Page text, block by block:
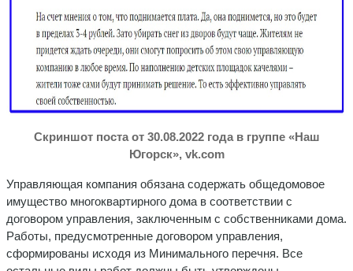
Скриншот поста от 30.08.2022 года в группе «Наш
Югорск», vk.com
Управляющая компания обязана содержать общедомовое
имущество многоквартирного дома в соответствии с
договором управления, заключенным с собственниками дома.
Работы, предусмотренные договором управления,
сформированы исходя из Минимального перечня. Все